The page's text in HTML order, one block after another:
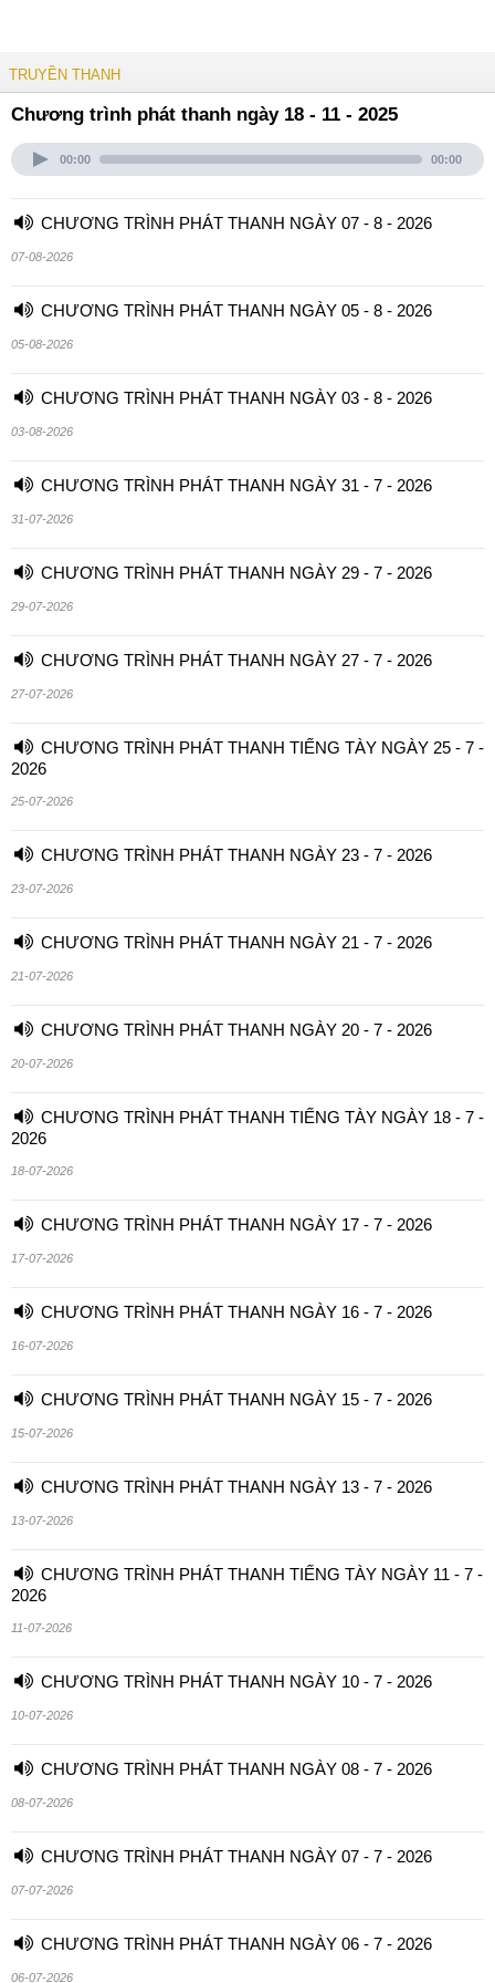
TRUYỀN THANH
Chương trình phát thanh ngày 18 - 11 - 2025
00:00 00:00
CHƯƠNG TRÌNH PHÁT THANH NGÀY 07 - 8 - 2026
07-08-2026
CHƯƠNG TRÌNH PHÁT THANH NGÀY 05 - 8 - 2026
05-08-2026
CHƯƠNG TRÌNH PHÁT THANH NGÀY 03 - 8 - 2026
03-08-2026
CHƯƠNG TRÌNH PHÁT THANH NGÀY 31 - 7 - 2026
31-07-2026
CHƯƠNG TRÌNH PHÁT THANH NGÀY 29 - 7 - 2026
29-07-2026
CHƯƠNG TRÌNH PHÁT THANH NGÀY 27 - 7 - 2026
27-07-2026
CHƯƠNG TRÌNH PHÁT THANH TIẾNG TÀY NGÀY 25 - 7 -
2026
25-07-2026
CHƯƠNG TRÌNH PHÁT THANH NGÀY 23 - 7 - 2026
23-07-2026
CHƯƠNG TRÌNH PHÁT THANH NGÀY 21 - 7 - 2026
21-07-2026
CHƯƠNG TRÌNH PHÁT THANH NGÀY 20 - 7 - 2026
20-07-2026
CHƯƠNG TRÌNH PHÁT THANH TIẾNG TÀY NGÀY 18 - 7 -
2026
18-07-2026
CHƯƠNG TRÌNH PHÁT THANH NGÀY 17 - 7 - 2026
17-07-2026
CHƯƠNG TRÌNH PHÁT THANH NGÀY 16 - 7 - 2026
16-07-2026
CHƯƠNG TRÌNH PHÁT THANH NGÀY 15 - 7 - 2026
15-07-2026
CHƯƠNG TRÌNH PHÁT THANH NGÀY 13 - 7 - 2026
13-07-2026
CHƯƠNG TRÌNH PHÁT THANH TIẾNG TÀY NGÀY 11 - 7 -
2026
11-07-2026
CHƯƠNG TRÌNH PHÁT THANH NGÀY 10 - 7 - 2026
10-07-2026
CHƯƠNG TRÌNH PHÁT THANH NGÀY 08 - 7 - 2026
08-07-2026
CHƯƠNG TRÌNH PHÁT THANH NGÀY 07 - 7 - 2026
07-07-2026
CHƯƠNG TRÌNH PHÁT THANH NGÀY 06 - 7 - 2026
06-07-2026